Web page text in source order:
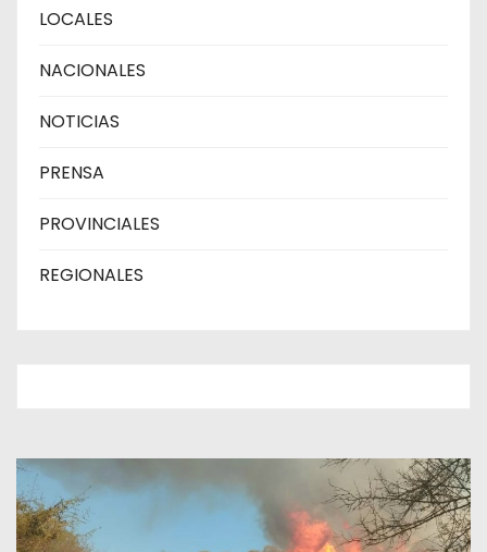
LOCALES
NACIONALES
NOTICIAS
PRENSA
PROVINCIALES
REGIONALES